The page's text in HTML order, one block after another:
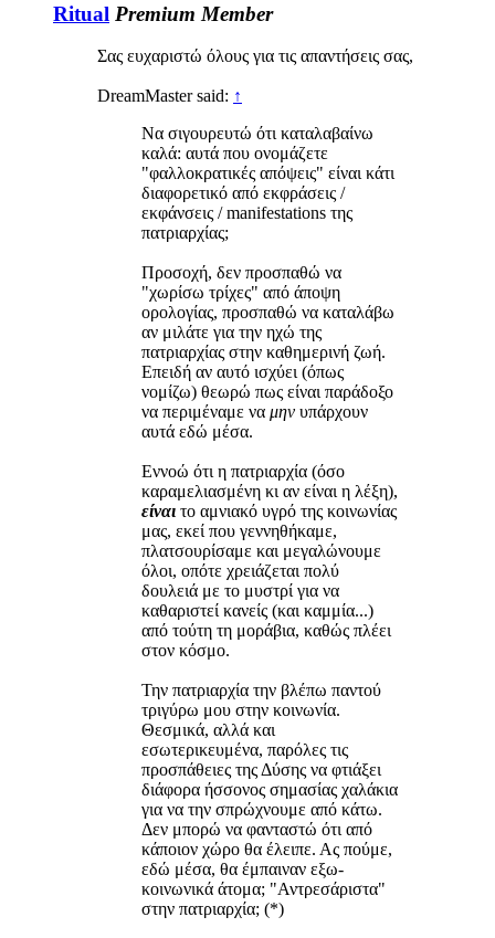
Ritual Premium Member
Σας ευχαριστώ όλους για τις απαντήσεις σας,
DreamMaster said: ↑
Να σιγουρευτώ ότι καταλαβαίνω
καλά: αυτά που ονομάζετε
"φαλλοκρατικές απόψεις" είναι κάτι
διαφορετικό από εκφράσεις /
εκφάνσεις / manifestations της
πατριαρχίας;
Προσοχή, δεν προσπαθώ να
"χωρίσω τρίχες" από άποψη
ορολογίας, προσπαθώ να καταλάβω
αν μιλάτε για την ηχώ της
πατριαρχίας στην καθημερινή ζωή.
Επειδή αν αυτό ισχύει (όπως
νομίζω) θεωρώ πως είναι παράδοξο
να περιμέναμε να μην υπάρχουν
αυτά εδώ μέσα.
Εννοώ ότι η πατριαρχία (όσο
καραμελιασμένη κι αν είναι η λέξη),
είναι το αμνιακό υγρό της κοινωνίας
μας, εκεί που γεννηθήκαμε,
πλατσουρίσαμε και μεγαλώνουμε
όλοι, οπότε χρειάζεται πολύ
δουλειά με το μυστρί για να
καθαριστεί κανείς (και καμμία...)
από τούτη τη μοράβια, καθώς πλέει
στον κόσμο.
Την πατριαρχία την βλέπω παντού
τριγύρω μου στην κοινωνία.
Θεσμικά, αλλά και
εσωτερικευμένα, παρόλες τις
προσπάθειες της Δύσης να φτιάξει
διάφορα ήσσονος σημασίας χαλάκια
για να την σπρώχνουμε από κάτω.
Δεν μπορώ να φανταστώ ότι από
κάποιον χώρο θα έλειπε. Ας πούμε,
εδώ μέσα, θα έμπαιναν εξω-
κοινωνικά άτομα; "Αντρεσάριστα"
στην πατριαρχία; (*)